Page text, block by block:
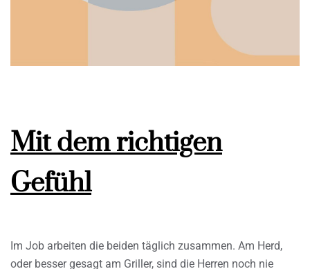
Mit dem richtigen
Gefühl
Im Job arbeiten die beiden täglich zusammen. Am Herd,
oder besser gesagt am Griller, sind die Herren noch nie